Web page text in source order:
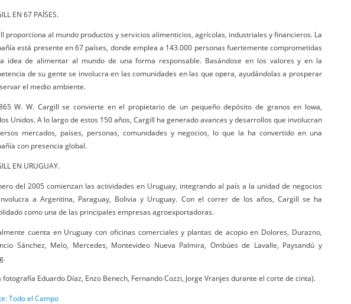
EN 67 PAÍSES.
proporciona al mundo productos y servicios alimenticios, agrícolas, industriales y financieros. La
está presente en 67 países, donde emplea a 143.000 personas fuertemente comprometidas
idea de alimentar al mundo de una forma responsable. Basándose en los valores y en la
de su gente se involucra en las comunidades en las que opera, ayudándolas a prosperar
el medio ambiente.
W. W. Cargill se convierte en el propietario de un pequeño depósito de granos en Iowa,
Unidos. A lo largo de estos 150 años, Cargill ha generado avances y desarrollos que involucran
mercados, países, personas, comunidades y negocios, lo que la ha convertido en una
con presencia global.
EN URUGUAY.
del 2005 comienzan las actividades en Uruguay, integrando al país a la unidad de negocios
a Argentina, Paraguay, Bolivia y Uruguay. Con el correr de los años, Cargill se ha
como una de las principales empresas agroexportadoras.
cuenta en Uruguay con oficinas comerciales y plantas de acopio en Dolores, Durazno,
Sánchez, Melo, Mercedes, Montevideo Nueva Palmira, Ombúes de Lavalle, Paysandú y
fotografía Eduardo Díaz, Enzo Benech, Fernando Cozzi, Jorge Vranjes durante el corte de cinta).
Todo el Campo